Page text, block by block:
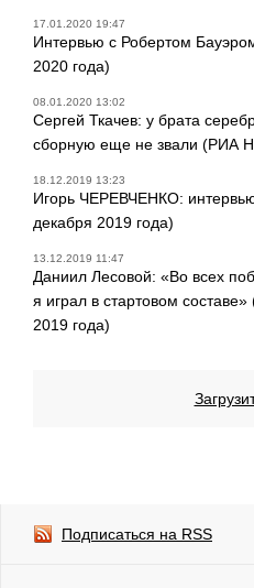
17.01.2020 19:47
Интервью с Робертом
2020 года)
08.01.2020 13:02
Сергей Ткачев: у брата
сборную еще не звали (РИА
18.12.2019 13:23
Игорь ЧЕРЕВЧЕНКО:
декабря 2019 года)
13.12.2019 11:47
Даниил Лесовой: «Во всех
я играл в стартовом
2019 года)
Подписаться на RSS